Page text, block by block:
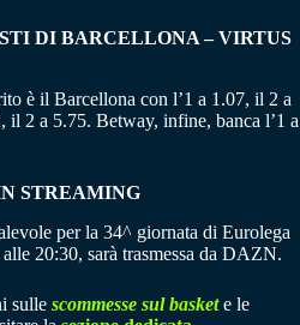
DI BARCELLONA – VIRTUS
è il Barcellona con l’1 a 1.07, il 2 a
il 2 a 5.75. Betway, infine, banca l’1 a
STREAMING
per la 34^ giornata di Eurolega
20:30, sarà trasmessa da DAZN.
sulle scommesse sul baskete le